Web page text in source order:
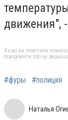
движения",
Якщо ви помітили
повідомити про це
#фуры #полиция
Наталья